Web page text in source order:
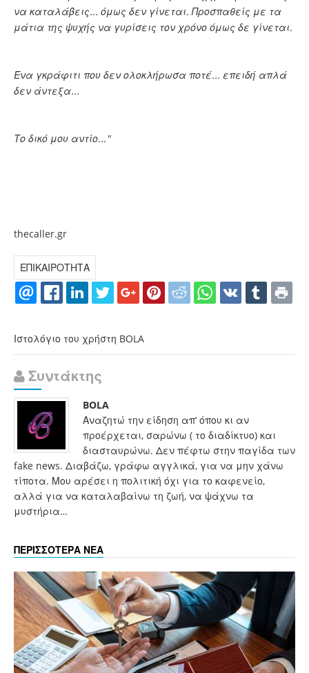
να καταλάβεις... όμως δεν γίνεται. Προσπαθείς με τα
μάτια της ψυχής να γυρίσεις τον χρόνο όμως δε γίνεται.
Ένα γκράφιτι που δεν ολοκλήρωσα ποτέ... επειδή απλά
δεν άντεξα...
Το δικό μου αντίο..."
thecaller.gr
ΕΠΙΚΑΙΡΟΤΗΤΑ
Ιστολόγιο του χρήστη BOLA
Συντάκτης
BOLA
Αναζητώ την είδηση απ’ όπου κι αν
προέρχεται, σαρώνω ( το διαδίκτυο) και
διασταυρώνω. Δεν πέφτω στην παγίδα των
fake news. Διαβάζω, γράφω αγγλικά, για να μην χάνω
τίποτα. Μου αρέσει η πολιτική όχι για το καφενείο,
αλλά για να καταλαβαίνω τη ζωή, να ψάχνω τα
μυστήρια…
ΠΕΡΙΣΣΟΤΕΡΑ ΝΕΑ